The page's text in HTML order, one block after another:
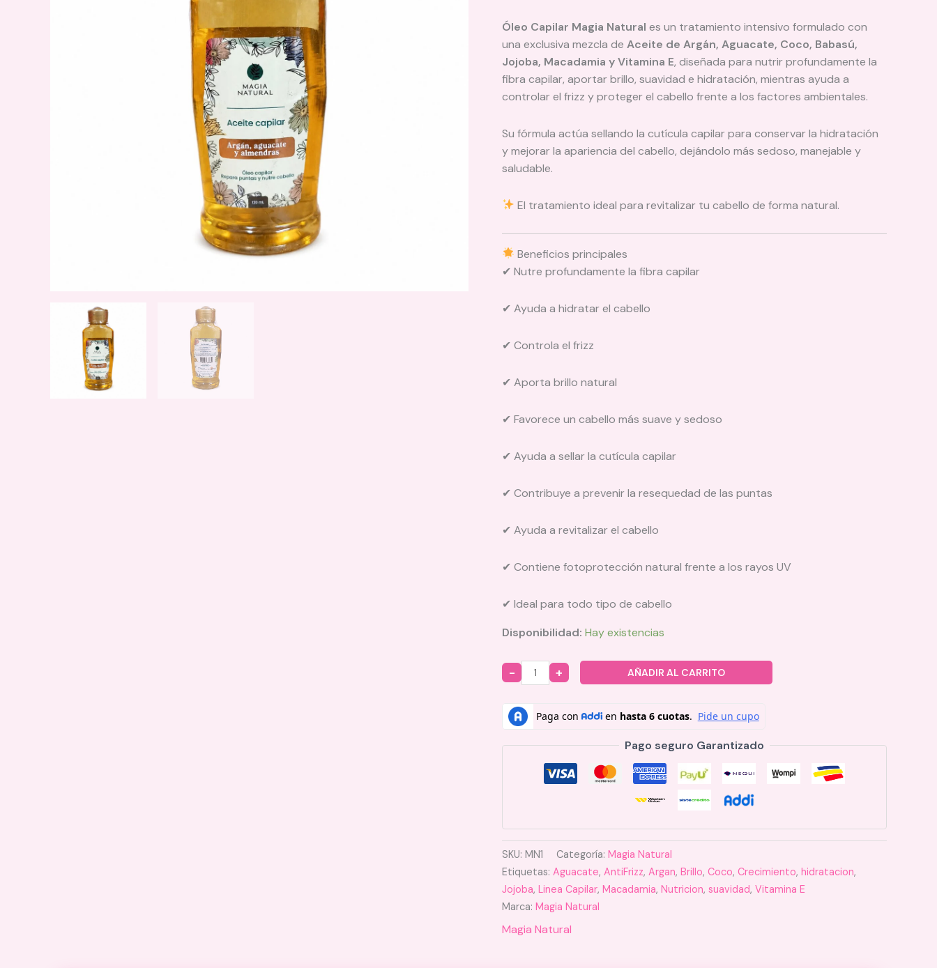
Óleo Capilar Magia Natural es un tratamiento intensivo formulado con
una exclusiva mezcla de Aceite de Argán, Aguacate, Coco, Babasú,
Jojoba, Macadamia y Vitamina E, diseñada para nutrir profundamente la
fibra capilar, aportar brillo, suavidad e hidratación, mientras ayuda a
controlar el frizz y proteger el cabello frente a los factores ambientales.
Su fórmula actúa sellando la cutícula capilar para conservar la hidratación
y mejorar la apariencia del cabello, dejándolo más sedoso, manejable y
saludable.
El tratamiento ideal para revitalizar tu cabello de forma natural.
Beneficios principales
✔ Nutre profundamente la fibra capilar
✔ Ayuda a hidratar el cabello
✔ Controla el frizz
✔ Aporta brillo natural
✔ Favorece un cabello más suave y sedoso
✔ Ayuda a sellar la cutícula capilar
✔ Contribuye a prevenir la resequedad de las puntas
✔ Ayuda a revitalizar el cabello
✔ Contiene fotoprotección natural frente a los rayos UV
✔ Ideal para todo tipo de cabello
Disponibilidad: Hay existencias
Quantity
AÑADIR AL CARRITO
Pago seguro Garantizado
SKU: MN1 Categoría: Magia Natural
Etiquetas: Aguacate, AntiFrizz, Argan, Brillo, Coco, Crecimiento, hidratacion,
Jojoba, Linea Capilar, Macadamia, Nutricion, suavidad, Vitamina E
Marca: Magia Natural
Magia Natural